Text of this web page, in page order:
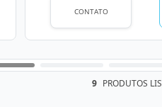
CONTATO
9 PRODUTOS